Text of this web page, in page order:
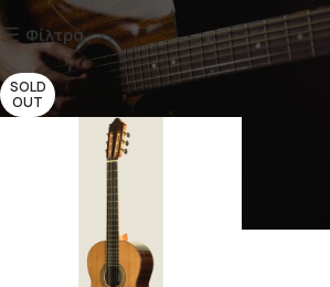
Φίλτρα
SOLD
OUT